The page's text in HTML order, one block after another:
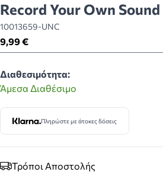
Record Your Own
10013659-UNC
9,99 €
Διαθεσιμότητα:
Άμεσα Διαθέσιμο
Πληρώστε με άτοκες δόσεις
Τρόποι Αποστολής